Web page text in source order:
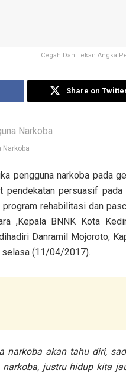
Cegah Dan Tekan Angka
Share on
Narkoba
pengguna narkoba pada
pendekatan persuasif pada
rehabilitasi dan
,Kepala BNNK Kota
Danramil Mojoroto,
selasa (11/04/2017).
narkoba akan tahu diri,
justru hidup kita